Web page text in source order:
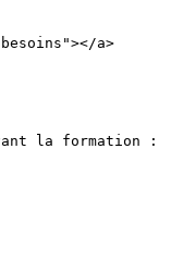
a>
la formation :